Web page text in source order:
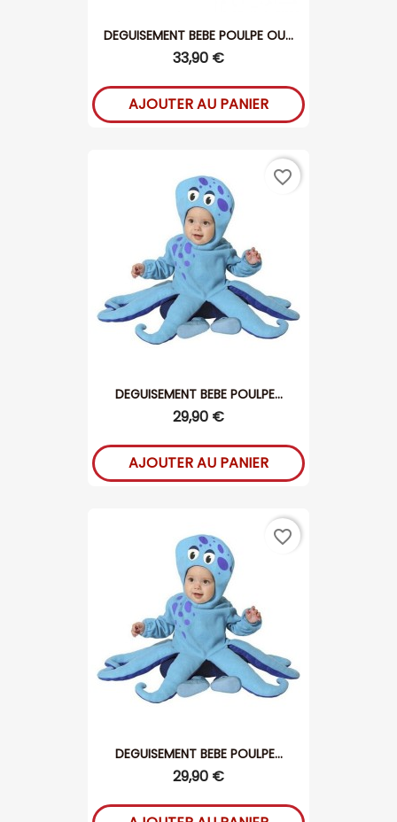
DEGUISEMENT BEBE POULPE OU...
33,90 €
AJOUTER AU PANIER
DEGUISEMENT BEBE POULPE...
29,90 €
AJOUTER AU PANIER
favorite_border
DEGUISEMENT BEBE POULPE...
29,90 €
favorite_border